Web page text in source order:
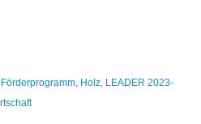
Förderprogramm, Holz, LEADER 2023-